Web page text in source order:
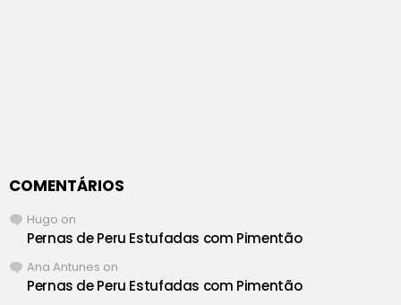
COMENTÁRIOS
Hugo on
Pernas de Peru Estufadas com Pimentão
Ana Antunes on
Pernas de Peru Estufadas com Pimentão